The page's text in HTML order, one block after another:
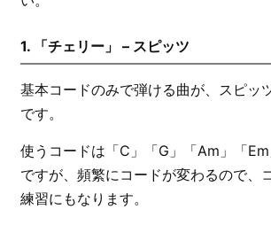
1. 「チェリー」 – スピッツ
基本コードのみで弾ける曲が、スピッ
です。
使うコードは「C」「G」「Am」「
ですが、頻繁にコードが変わるので、
練習にもなります。